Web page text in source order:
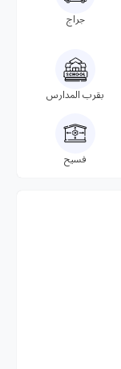
جراج
بقرب المدارس
فسيح